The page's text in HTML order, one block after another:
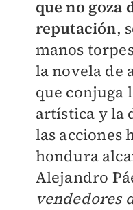
que no goza
reputación,
manos
la novela de
que conjuga
artística y la
las acciones
hondura
Alejandro
vendedores